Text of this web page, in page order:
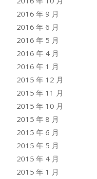
2016 年 9 月
2016 年 6 月
2016 年 5 月
2016 年 4 月
2016 年 1 月
2015 年 12 月
2015 年 11 月
2015 年 10 月
2015 年 8 月
2015 年 6 月
2015 年 5 月
2015 年 4 月
2015 年 1 月